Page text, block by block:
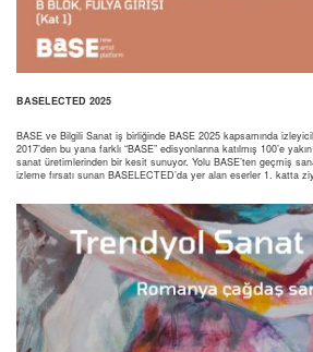
BASELECTED 2025
BASE ve Bilgili Sanat iş birliğinde BASE 2025 kapsamında
2017’den bu yana farklı “BASE” edisyonlarına katılmış 100’e
sanat üretimlerinden bir kesit sunuyor. Yolu BASE’ten geçmiş
izleme fırsatı sunan BASELECTED’da yer alan eserler 1. katta